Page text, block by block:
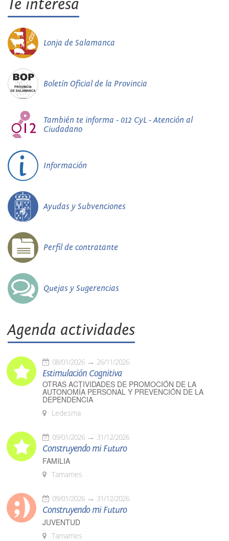
Te interesa
Lonja de Salamanca
Boletín Oficial de la Provincia
También te informa - 012 CyL - Atención al
Ciudadano
Información
Ayudas y Subvenciones
Perfil de contratante
Quejas y Sugerencias
Agenda actividades
08/01/2026 26/11/2026
Estimulación Cognitiva
OTRAS ACTIVIDADES DE PROMOCIÓN DE LA
AUTONOMÍA PERSONAL Y PREVENCIÓN DE LA
DEPENDENCIA
Ledesma
09/01/2026 31/12/2026
Construyendo mi Futuro
FAMILIA
Tamames
09/01/2026 31/12/2026
Construyendo mi Futuro
JUVENTUD
Tamames